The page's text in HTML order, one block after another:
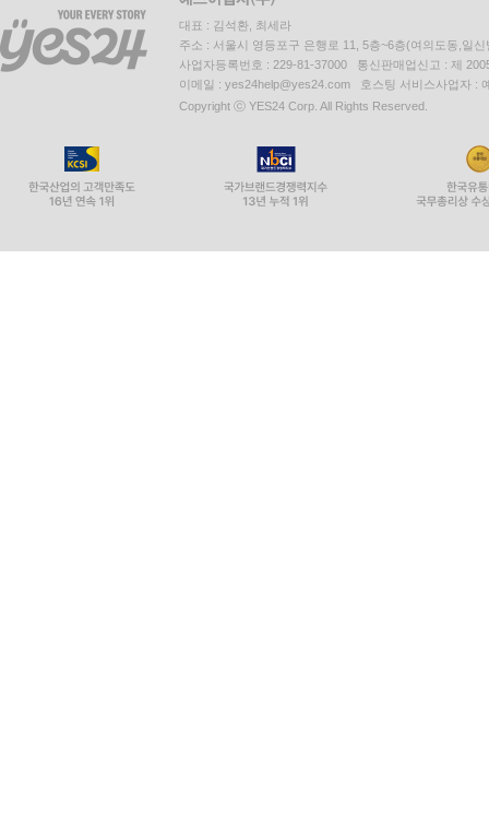
대표 : 김석환, 최세라
주소 : 서울시 영등포구 은행로 11, 5층~6층(여의도동,일신
사업자등록번호 : 229-81-37000 통신판매업신고 : 제
이메일 : yes24help@yes24.com 호스팅 서비스사업자 :
Copyright ⓒ YES24 Corp. All Rights Reserved.